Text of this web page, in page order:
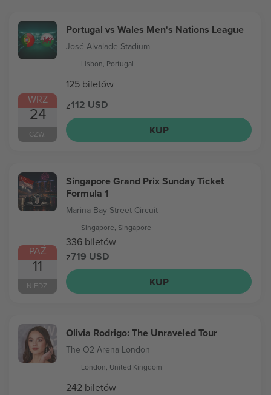
WRZ
24
CZW.
Portugal vs Wales Men's Nations League
José Alvalade Stadium
Lisbon, Portugal
125 biletów
z112 USD
KUP
PAŹ
11
NIEDZ.
Singapore Grand Prix Sunday Ticket
Formula 1
Marina Bay Street Circuit
Singapore, Singapore
336 biletów
z719 USD
KUP
Olivia Rodrigo: The Unraveled Tour
The O2 Arena London
London, United Kingdom
242 biletów